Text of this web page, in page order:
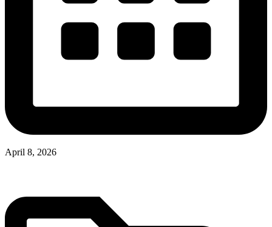
April 8, 2026